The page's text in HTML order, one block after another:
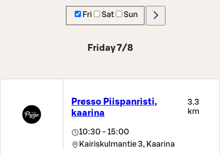
Fri Sat Sun
Friday 7/8
Presso Piispanristi,
kaarina
3.3
km
10:30 - 15:00
Kairiskulmantie 3, Kaarina